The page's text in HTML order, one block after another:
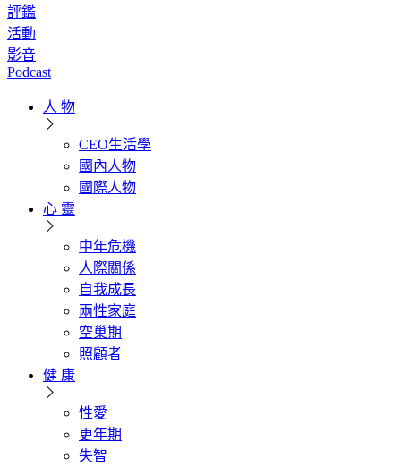
評鑑
活動
影音
Podcast
人 物
CEO生活學
國內人物
國際人物
心 靈
中年危機
人際關係
自我成長
兩性家庭
空巢期
照顧者
健 康
性愛
更年期
失智